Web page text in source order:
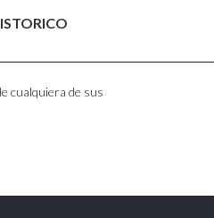
cualquiera de sus